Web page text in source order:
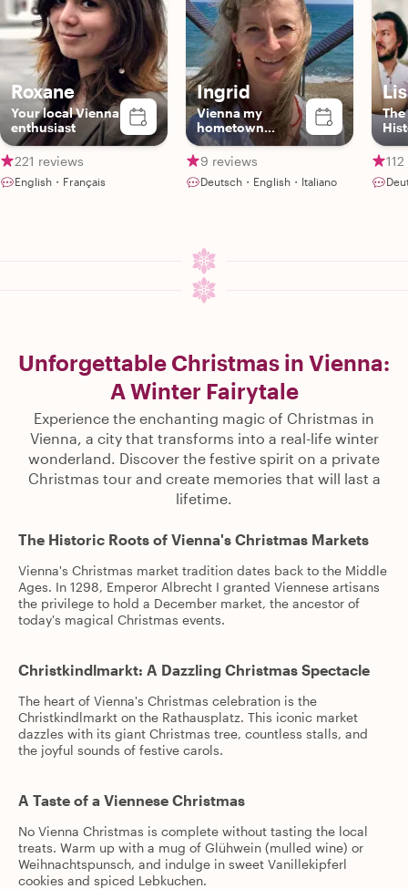
Roxane
Your local Vienna
enthusiast
221 reviews
English・Français
Ingrid
Vienna my
hometown...
9 reviews
Deutsch・English・Italiano
Unforgettable Christmas in Vienna:
A Winter Fairytale
Experience the enchanting magic of Christmas in
Vienna, a city that transforms into a real-life winter
wonderland. Discover the festive spirit on a private
Christmas tour and create memories that will last a
lifetime.
The Historic Roots of Vienna's Christmas Markets
Vienna's Christmas market tradition dates back to the Middle
Ages. In 1298, Emperor Albrecht I granted Viennese artisans
the privilege to hold a December market, the ancestor of
today's magical Christmas events.
Christkindlmarkt: A Dazzling Christmas Spectacle
The heart of Vienna's Christmas celebration is the
Christkindlmarkt on the Rathausplatz. This iconic market
dazzles with its giant Christmas tree, countless stalls, and
the joyful sounds of festive carols.
A Taste of a Viennese Christmas
No Vienna Christmas is complete without tasting the local
treats. Warm up with a mug of Glühwein (mulled wine) or
Weihnachtspunsch, and indulge in sweet Vanillekipferl
cookies and spiced Lebkuchen.